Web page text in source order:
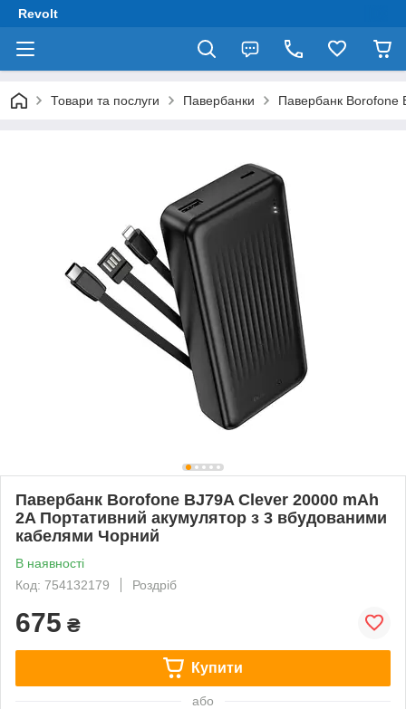
Revolt
Товари та послуги Павербанки Павербанк Borofone
Павербанк Borofone BJ79A Clever 20000 mAh
2A Портативний акумулятор з 3 вбудованими
кабелями Чорний
В наявності
Код: 754132179
Роздріб
675 ₴
Купити
або